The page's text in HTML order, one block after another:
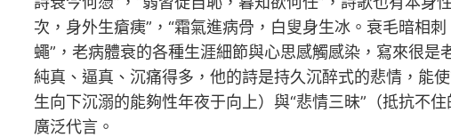
次，身外生瘡痍”，“霜氣進病骨，白叟身生冰。衰毛暗相
蠅”，老病體衰的各種生涯細節與心思感觸感染，寫來很
純真、逼真、沉痛得多，他的詩是持久沉醉式的悲情，能
生向下沉溺的能夠性年夜于向上）與“悲情三昧”（抵抗不
廣泛代言。